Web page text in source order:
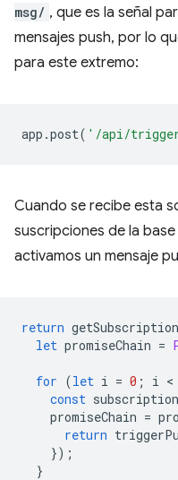
msg/ , que es la señal
mensajes push, por lo
para este extremo:
app .post( '/api/
Cuando se recibe esta
suscripciones de la
activamos un mensaje
return
let promiseChain =
for (let i = 0 ; i <
const subscription
promiseChain =
return
});
}